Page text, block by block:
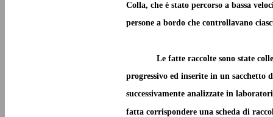
Colla, che è stato percorso a bassa
persone a bordo che controllavano
Le fatte raccolte sono state
progressivo ed inserite in un sacchetto
successivamente analizzate in
fatta corrispondere una scheda di